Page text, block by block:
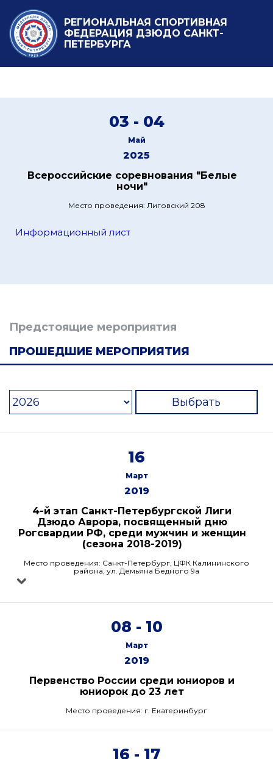
РЕГИОНАЛЬНАЯ СПОРТИВНАЯ
ФЕДЕРАЦИЯ ДЗЮДО САНКТ-
ПЕТЕРБУРГА
03 - 04
Май
2025
Всероссийские соревнования "Белые
ночи"
Место проведения: Лиговский 208
Информационный лист
Предстоящие мероприятия
ПРОШЕДШИЕ МЕРОПРИЯТИЯ
Выбрать
16
Март
2019
4-й этап Санкт-Петербургской Лиги
Дзюдо Аврора, посвященный дню
Рогсвардии РФ, среди мужчин и женщин
(сезона 2018-2019)
Место проведения: Санкт-Петербург, ЦФК Калининского
района, ул. Демьяна Бедного 9а
08 - 10
Март
2019
Первенство России среди юниоров и
юниорок до 23 лет
Место проведения: г. Екатеринбург
16 - 17